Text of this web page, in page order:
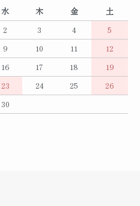
水 木 金
土
2 3 4
5
9 10 11
12
16 17 18
19
23 24 25
26
30